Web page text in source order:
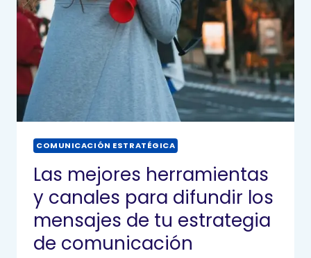
COMUNICACIÓN ESTRATÉGICA
Las mejores herramientas
y canales para difundir los
mensajes de tu estrategia
de comunicación